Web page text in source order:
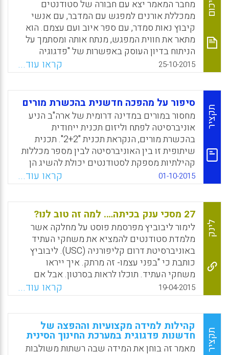
Ference; Vikstrom, Anna; Nilsson, Pernilla;
Martensson, Pernilla; Haggstrom, Johan,
2016).
WhatsApp
Facebook
Email
X
סיכום
מחבר המאמר יצא עם חבורה של סטודנטים
ממכללת אורנים למפגש עם המדבר, עם אנשי
קיבוץ נאות סמדר, עם ספר איוב ועם עצמם. הוא
מתאר את חווית המפגש, מנתח אותה ומסתמך על
הניתוח בדיון העוסק באפשרות של "פדגוגיה
מתבוננת" בהכשרת המורים (מיקי מוטולה).
WhatsApp
Facebook
Email
X
25-10-2015 קראו עוד...
תקציר
סיפור על מהפכה חדשנית בהכשרת מורים
מחסור במורים במדינה דרומית של ארה"ב הניע
אוניברסיטה לפתח וליזום תכנית ייחודית
בהכשרת מורים, הנקראת תכנית "2+2". תכנית
שיתופית זו בין האוניברסיטה לבין מספר מכללות
קהילתיות מספקת לסטודנטים יכולת להשיג הן
תואר ראשון (משך לימודים מעל לשנתיים) והן
לימודי תעודה (במשך שנתיים) בעודם נשארים
במכללה הקהילתית שלהם. מאמר זה מסביר את
הפיתוח ואת היישום של התכנית הייחודית הזו
המבוססת על קהילת למידה (Garber, Darrell H.;
Kolodziej, Nancy, 2015).
WhatsApp
Facebook
Email
X
01-10-2015 קראו עוד...
לינק
27 מסכי ענק בכיתה…. למה זה טוב לנו?
לימור ליבוביץ מפרסמת פוסט על מחלקה אשר
מלמדת סטודנטים להמציא את משחקי העתיד
באוניברסיטת דרום קליפורניה (USC). ליבוביץ
כותבת כי "בפני עצמו- זה מרתק. איך ייראו
משחקי העתיד. תוכלו לראות בסרטון. אבל אם
נסתכל על המחלקה כסביבת למידה עתידית
לכיתות שלנו, נוכל לצפות בתופעה מתפתחת-
כיתה בה הלומדים יושבים יחד (בצורות מגוונות),
עם טכנולוגיה, מומחים (מתחומים שונים)
מסתובבים בה ומשוחחים עם הלומדים,
ומסביבם- 27 מסכי ענק המקרינים את מסכי
19-04-2015 קראו עוד...
תקציר
קהילות למידה מקצועיות וההפצה של
חדשנות פדגוגית במערכת החינוך הסינית
מאמר זה בוחן את המידה שבה רשתות משולבות